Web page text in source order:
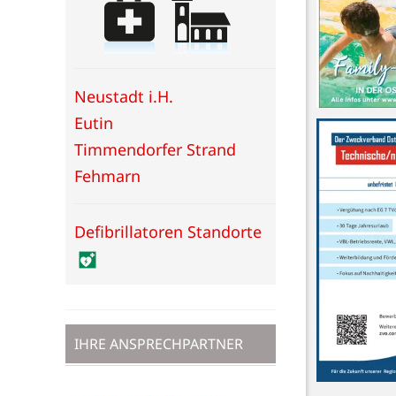
Neustadt i.H.
Eutin
Timmendorfer Strand
Fehmarn
Defibrillatoren Standorte
IHRE ANSPRECHPARTNER